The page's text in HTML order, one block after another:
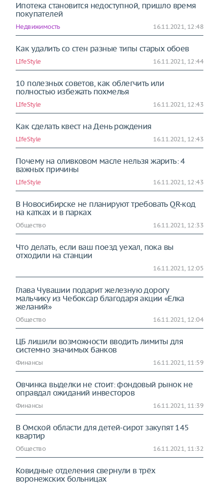
Ипотека становится недоступной, пришло время
покупателей
Недвижимость 16.11.2021, 12:48
Как удалить со стен разные типы старых обоев
LIfeStyle 16.11.2021, 12:44
10 полезных советов, как облегчить или
полностью избежать похмелья
LIfeStyle 16.11.2021, 12:43
Как сделать квест на День рождения
LIfeStyle 16.11.2021, 12:43
Почему на оливковом масле нельзя жарить: 4
важных причины
LIfeStyle 16.11.2021, 12:43
В Новосибирске не планируют требовать QR-код
на катках и в парках
Общество 16.11.2021, 12:33
Что делать, если ваш поезд уехал, пока вы
отходили на станции
16.11.2021, 12:05
Глава Чувашии подарит железную дорогу
мальчику из Чебоксар благодаря акции «Елка
желаний»
Общество 16.11.2021, 12:04
ЦБ лишили возможности вводить лимиты для
системно значимых банков
Финансы 16.11.2021, 11:59
Овчинка выделки не стоит: фондовый рынок не
оправдал ожиданий инвесторов
Финансы 16.11.2021, 11:39
В Омской области для детей-сирот закупят 145
квартир
Общество 16.11.2021, 11:32
Ковидные отделения свернули в трёх
воронежских больницах